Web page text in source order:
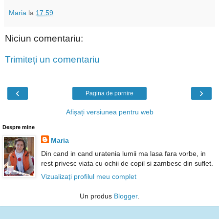
Maria la 17:59
Niciun comentariu:
Trimiteți un comentariu
‹ ›
Pagina de pornire
Afișați versiunea pentru web
Despre mine
Maria
Din cand in cand uratenia lumii ma lasa fara vorbe, in
rest privesc viata cu ochii de copil si zambesc din suflet.
Vizualizați profilul meu complet
Un produs Blogger.